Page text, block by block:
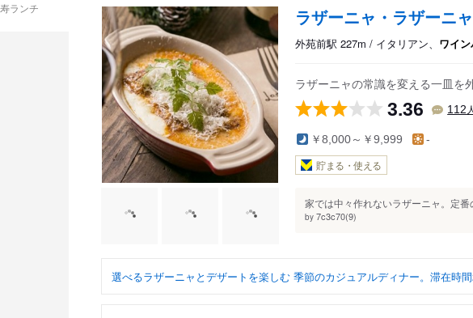
ランチ ラザーニャ・ラザーニャ
外苑前駅 227m / イタリアン、 ワイ
ラザーニャの常識を変える一皿を
3.36 112 人
￥8,000～￥9,999 -
貯まる・使える
家では中々作れないラザーニャ。定
by 7c3c70(9)
選べるラザーニャとデザートを楽しむ 季節のカジュアルディナー。滞在時